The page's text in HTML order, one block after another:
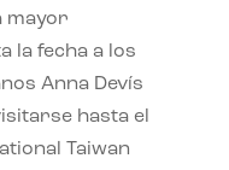
mayor
la fecha a los
Anna Devís
hasta el
Taiwan